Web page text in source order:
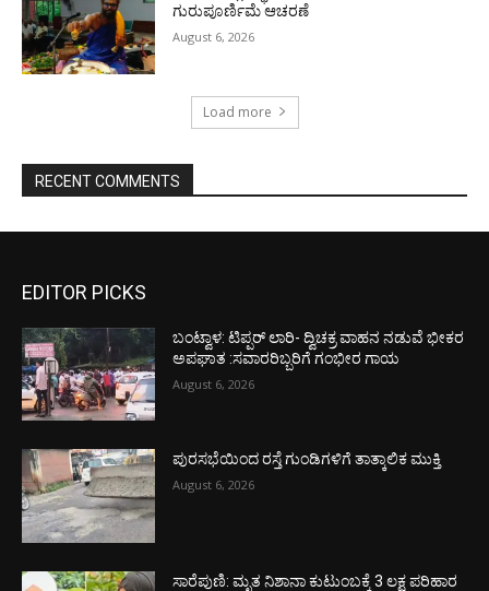
ಗುರುಪೂರ್ಣಿಮೆ ಆಚರಣೆ
August 6, 2026
Load more
RECENT COMMENTS
EDITOR PICKS
ಬಂಟ್ವಾಳ: ಟಿಪ್ಪರ್ ಲಾರಿ- ದ್ವಿಚಕ್ರ ವಾಹನ ನಡುವೆ ಭೀಕರ
ಅಪಘಾತ :ಸವಾರರಿಬ್ಬರಿಗೆ ಗಂಭೀರ ಗಾಯ
August 6, 2026
ಪುರಸಭೆಯಿಂದ ರಸ್ತೆ ಗುಂಡಿಗಳಿಗೆ ತಾತ್ಕಾಲಿಕ ಮುಕ್ತಿ
August 6, 2026
ಸಾರೆಪುಣಿ: ಮೃತ ನಿಶಾನಾ ಕುಟುಂಬಕ್ಕೆ 3 ಲಕ್ಷ ಪರಿಹಾರ